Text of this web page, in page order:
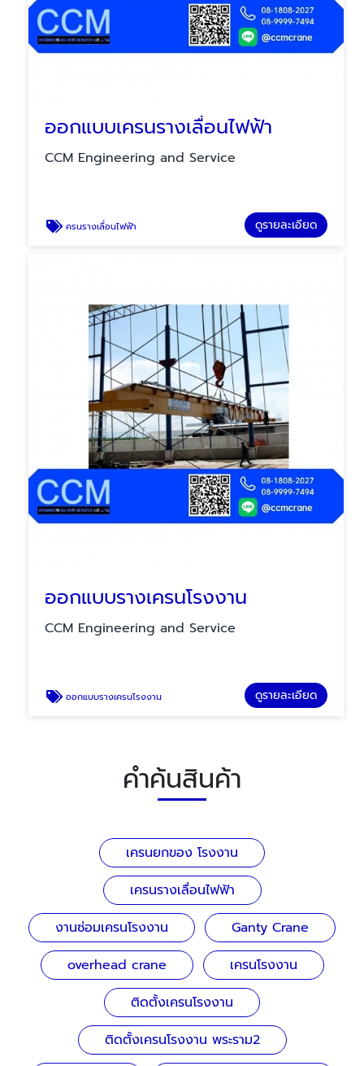
ออกแบบเครนรางเลื่อนไฟฟ้า
CCM Engineering and Service
ครนรางเลื่อนไฟฟ้า ดูรายละเอียด
ออกแบบรางเครนโรงงาน
CCM Engineering and Service
ออกแบบรางเครนโรงงาน ดูรายละเอียด
คำค้นสินค้า
เครนยกของ โรงงาน
เครนรางเลื่อนไฟฟ้า
งานซ่อมเครนโรงงาน
Ganty Crane
overhead crane
เครนโรงงาน
ติดตั้งเครนโรงงาน
ติดตั้งเครนโรงงาน พระราม2